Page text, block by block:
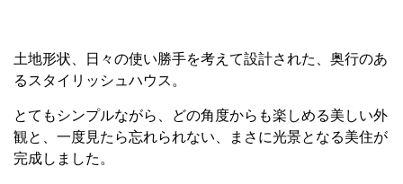
土地形状、日々の使い勝手を考えて設計された、奥行のあ
るスタイリッシュハウス。
とてもシンプルながら、どの角度からも楽しめる美しい外
観と、一度見たら忘れられない、まさに光景となる美住が
完成しました。